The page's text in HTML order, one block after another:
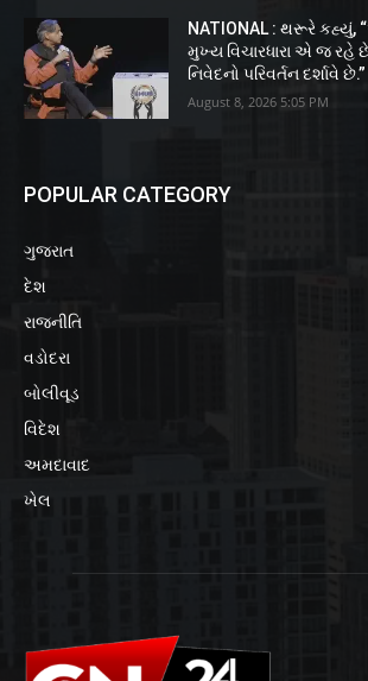
NATIONAL : થરૂરે
મુખ્ય વિચારધારા એ જ રહે
નિવેદનો પરિવર્તન દર્શાવે છે.”
August 8, 2026 5:05 PM
POPULAR CATEGORY
ગુજરાત
દેશ
રાજનીતિ
વડોદરા
બોલીવૂડ
વિદેશ
અમદાવાદ
ખેલ